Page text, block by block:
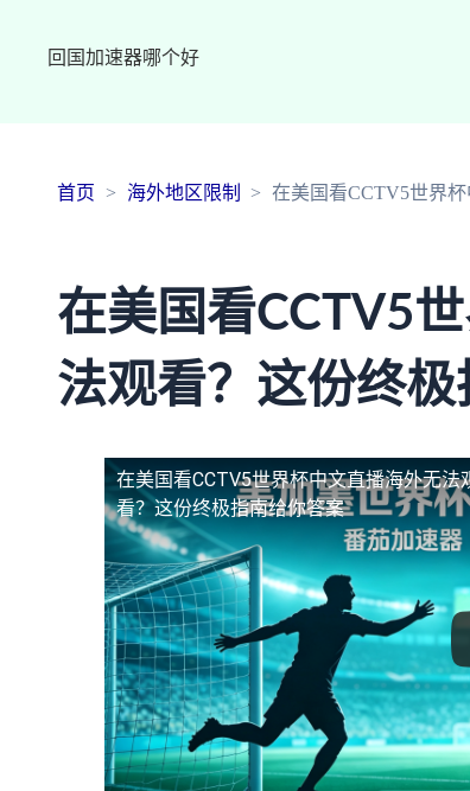
回国加速器哪个好
首页 海外地区限制 在美国看CCTV5世界
在美国看CCTV5
法观看？这份终
在美国看CCTV5世界杯中文直播海外无法
看？这份终极指南给你答案